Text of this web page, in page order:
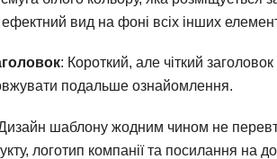
вид на фоні всіх інших
: Короткий, але чіткий заголовок
подальше ознайомлення.
шаблону жодним чином не
логотип компанії та посилання на